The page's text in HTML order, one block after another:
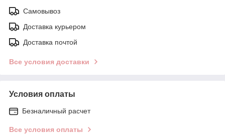
Самовывоз
Доставка курьером
Доставка почтой
Все условия доставки
Условия оплаты
Безналичный расчет
Все условия оплаты